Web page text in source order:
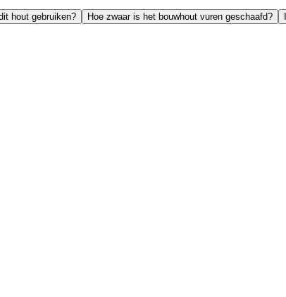
hout gebruiken? Hoe zwaar is het bouwhout vuren geschaafd?